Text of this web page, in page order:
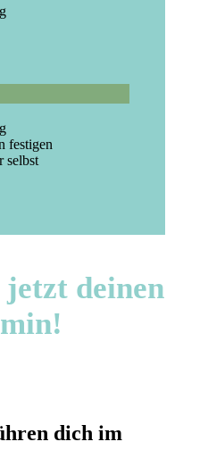
festigen
selbst
deinen
dich im